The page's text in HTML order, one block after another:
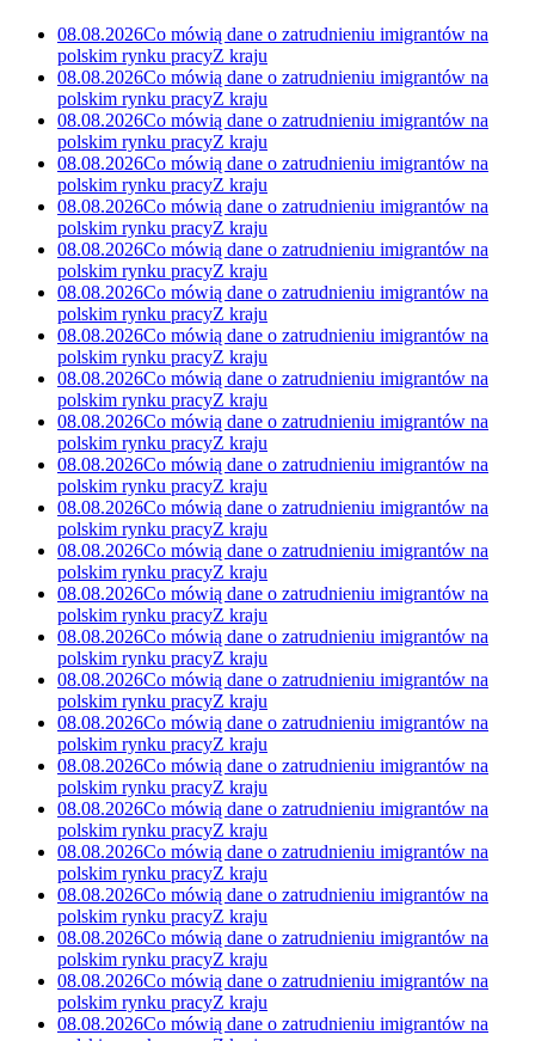
08.08.2026Co mówią dane o zatrudnieniu imigrantów na
polskim rynku pracyZ kraju
08.08.2026Co mówią dane o zatrudnieniu imigrantów na
polskim rynku pracyZ kraju
08.08.2026Co mówią dane o zatrudnieniu imigrantów na
polskim rynku pracyZ kraju
08.08.2026Co mówią dane o zatrudnieniu imigrantów na
polskim rynku pracyZ kraju
08.08.2026Co mówią dane o zatrudnieniu imigrantów na
polskim rynku pracyZ kraju
08.08.2026Co mówią dane o zatrudnieniu imigrantów na
polskim rynku pracyZ kraju
08.08.2026Co mówią dane o zatrudnieniu imigrantów na
polskim rynku pracyZ kraju
08.08.2026Co mówią dane o zatrudnieniu imigrantów na
polskim rynku pracyZ kraju
08.08.2026Co mówią dane o zatrudnieniu imigrantów na
polskim rynku pracyZ kraju
08.08.2026Co mówią dane o zatrudnieniu imigrantów na
polskim rynku pracyZ kraju
08.08.2026Co mówią dane o zatrudnieniu imigrantów na
polskim rynku pracyZ kraju
08.08.2026Co mówią dane o zatrudnieniu imigrantów na
polskim rynku pracyZ kraju
08.08.2026Co mówią dane o zatrudnieniu imigrantów na
polskim rynku pracyZ kraju
08.08.2026Co mówią dane o zatrudnieniu imigrantów na
polskim rynku pracyZ kraju
08.08.2026Co mówią dane o zatrudnieniu imigrantów na
polskim rynku pracyZ kraju
08.08.2026Co mówią dane o zatrudnieniu imigrantów na
polskim rynku pracyZ kraju
08.08.2026Co mówią dane o zatrudnieniu imigrantów na
polskim rynku pracyZ kraju
08.08.2026Co mówią dane o zatrudnieniu imigrantów na
polskim rynku pracyZ kraju
08.08.2026Co mówią dane o zatrudnieniu imigrantów na
polskim rynku pracyZ kraju
08.08.2026Co mówią dane o zatrudnieniu imigrantów na
polskim rynku pracyZ kraju
08.08.2026Co mówią dane o zatrudnieniu imigrantów na
polskim rynku pracyZ kraju
08.08.2026Co mówią dane o zatrudnieniu imigrantów na
polskim rynku pracyZ kraju
08.08.2026Co mówią dane o zatrudnieniu imigrantów na
polskim rynku pracyZ kraju
08.08.2026Co mówią dane o zatrudnieniu imigrantów na